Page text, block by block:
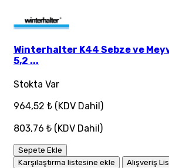
Winterhalter K44 Sebze ve
5,2 ...
Stokta Var
964,52 ₺ (KDV Dahil)
803,76 ₺ (KDV Dahil)
Sepete Ekle
Karşılaştırma listesine ekle
Alışveriş